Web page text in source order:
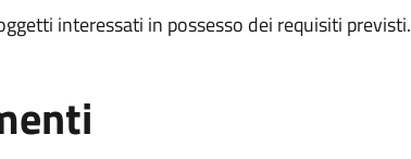
interessati in possesso dei requisiti previsti.